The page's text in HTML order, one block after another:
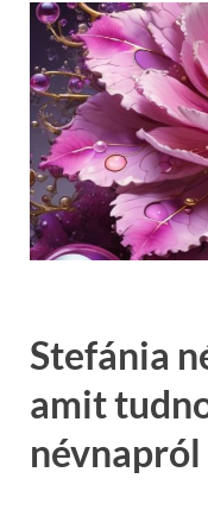
Stefánia
amit
névnapról